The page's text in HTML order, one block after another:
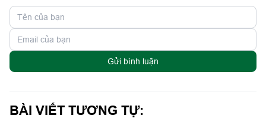
Gửi bình luận
BÀI VIẾT TƯƠNG TỰ: